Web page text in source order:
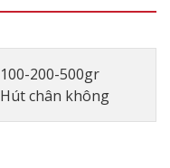
100-200-500gr
Hút chân không